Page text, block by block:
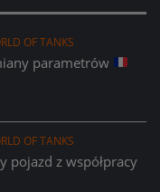
OF TANKS
parametrów
OF TANKS
pojazd z współpracy